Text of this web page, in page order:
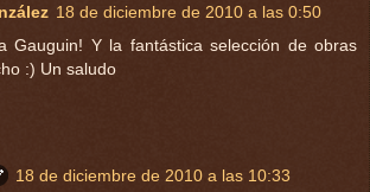
18 de diciembre de 2010 a las 0:50
Gauguin! Y la fantástica selección de obras
:) Un saludo
18 de diciembre de 2010 a las 10:33